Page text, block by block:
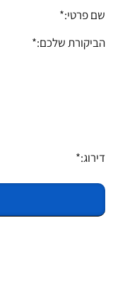
שם פרטי:
הביקורת שלכם:
דירוג: